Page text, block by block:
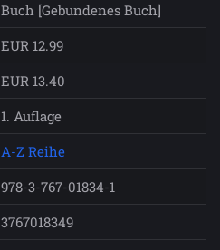
Buch [Gebundenes Buch]
EUR 12.99
EUR 13.40
1. Auflage
A-Z Reihe
978-3-767-01834-1
3767018349